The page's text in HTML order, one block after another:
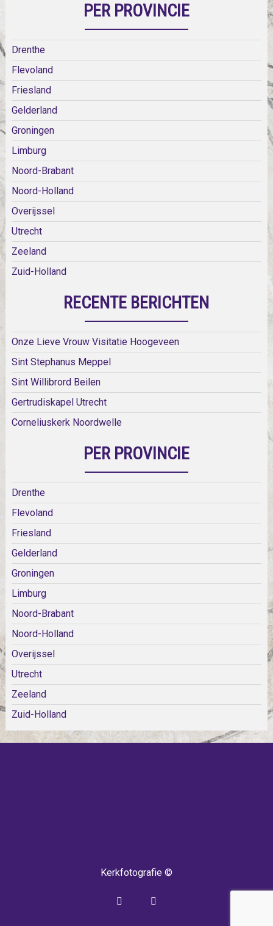
PER PROVINCIE
Drenthe
Flevoland
Friesland
Gelderland
Groningen
Limburg
Noord-Brabant
Noord-Holland
Overijssel
Utrecht
Zeeland
Zuid-Holland
RECENTE BERICHTEN
Onze Lieve Vrouw Visitatie Hoogeveen
Sint Stephanus Meppel
Sint Willibrord Beilen
Gertrudiskapel Utrecht
Corneliuskerk Noordwelle
PER PROVINCIE
Drenthe
Flevoland
Friesland
Gelderland
Groningen
Limburg
Noord-Brabant
Noord-Holland
Overijssel
Utrecht
Zeeland
Zuid-Holland
Kerkfotografie ©